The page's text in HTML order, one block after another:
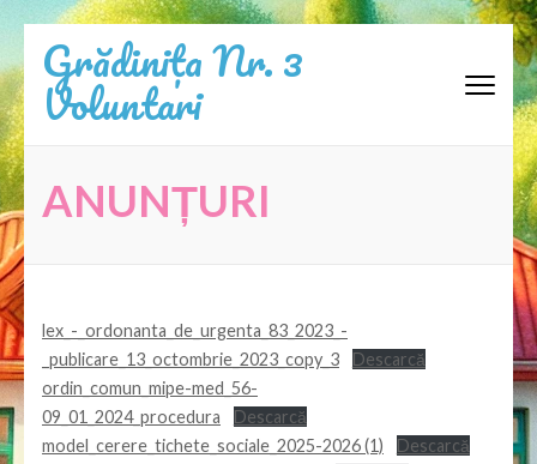
la
conținut
(apasă
Enter)
Grădinița Nr. 3
Voluntari
ANUNȚURI
lex_-_ordonanta_de_urgenta_83_2023_-
_publicare_13_octombrie_2023_copy_3
Descarcă
ordin_comun_mipe-med_56-
09_01_2024_procedura
Descarcă
model_cerere_tichete_sociale_2025-2026 (1)
Descarcă